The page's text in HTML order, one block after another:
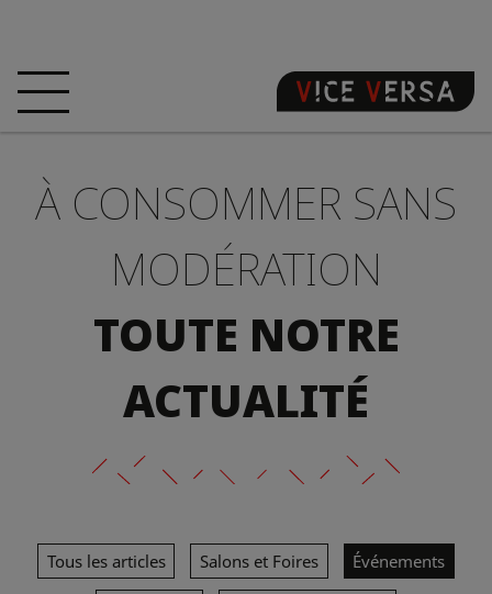
ACCUEIL CHAMBRES
OFFRES LOCALISATION
GARANTISSEZ
VOTRE PÉCHÉ
ACTUALITÉS PHOTOS
À CONSOMMER SANS
MODÉRATION
TOUTE NOTRE
ACTUALITÉ
Tous les articles Salons et Foires Événements